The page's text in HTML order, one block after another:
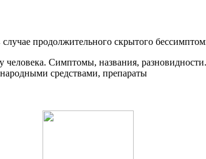
продолжительного скрытого